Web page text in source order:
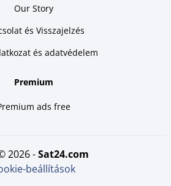
Our Story
és Visszajelzés
és adatvédelem
Premium
ads free
2026 - sat24.com
beállítások